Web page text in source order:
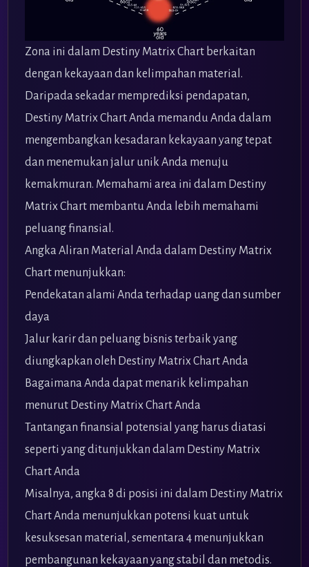
Zona ini dalam Destiny Matrix Chart berkaitan
dengan kekayaan dan kelimpahan material.
Daripada sekadar memprediksi pendapatan,
Destiny Matrix Chart Anda memandu Anda dalam
mengembangkan kesadaran kekayaan yang tepat
dan menemukan jalur unik Anda menuju
kemakmuran. Memahami area ini dalam Destiny
Matrix Chart membantu Anda lebih memahami
peluang finansial.
Angka Aliran Material Anda dalam Destiny Matrix
Chart menunjukkan:
Pendekatan alami Anda terhadap uang dan sumber
daya
Jalur karir dan peluang bisnis terbaik yang
diungkapkan oleh Destiny Matrix Chart Anda
Bagaimana Anda dapat menarik kelimpahan
menurut Destiny Matrix Chart Anda
Tantangan finansial potensial yang harus diatasi
seperti yang ditunjukkan dalam Destiny Matrix
Chart Anda
Misalnya, angka 8 di posisi ini dalam Destiny Matrix
Chart Anda menunjukkan potensi kuat untuk
kesuksesan material, sementara 4 menunjukkan
pembangunan kekayaan yang stabil dan metodis.